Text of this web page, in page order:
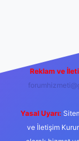
Reklam ve
Yasal Uyarı:
ve İletişim